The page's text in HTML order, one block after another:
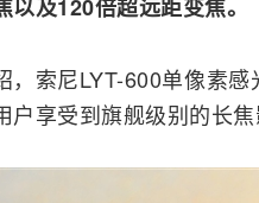
以及120倍超远距变焦。
，索尼LYT-600单像素
户享受到旗舰级别的长焦